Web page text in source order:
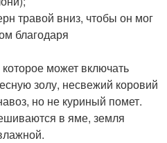
травой вниз, чтобы он мог
благодаря
может включать
золу, несвежий коровий
но не куриный помет.
в яме, земля